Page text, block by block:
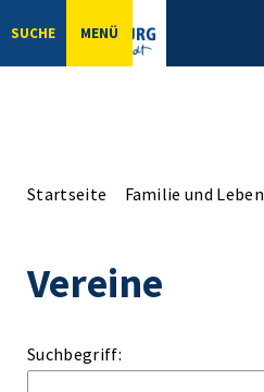
SUCHE MENÜ
Startseite Familie und Leben
Vereine
Suchbegriff: